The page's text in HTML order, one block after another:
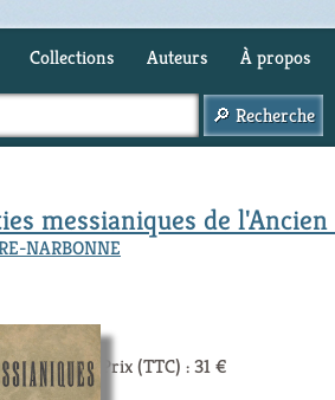
Collections Auteurs À propos
messianiques de
NARBONNE
Prix (TTC) : 31 €